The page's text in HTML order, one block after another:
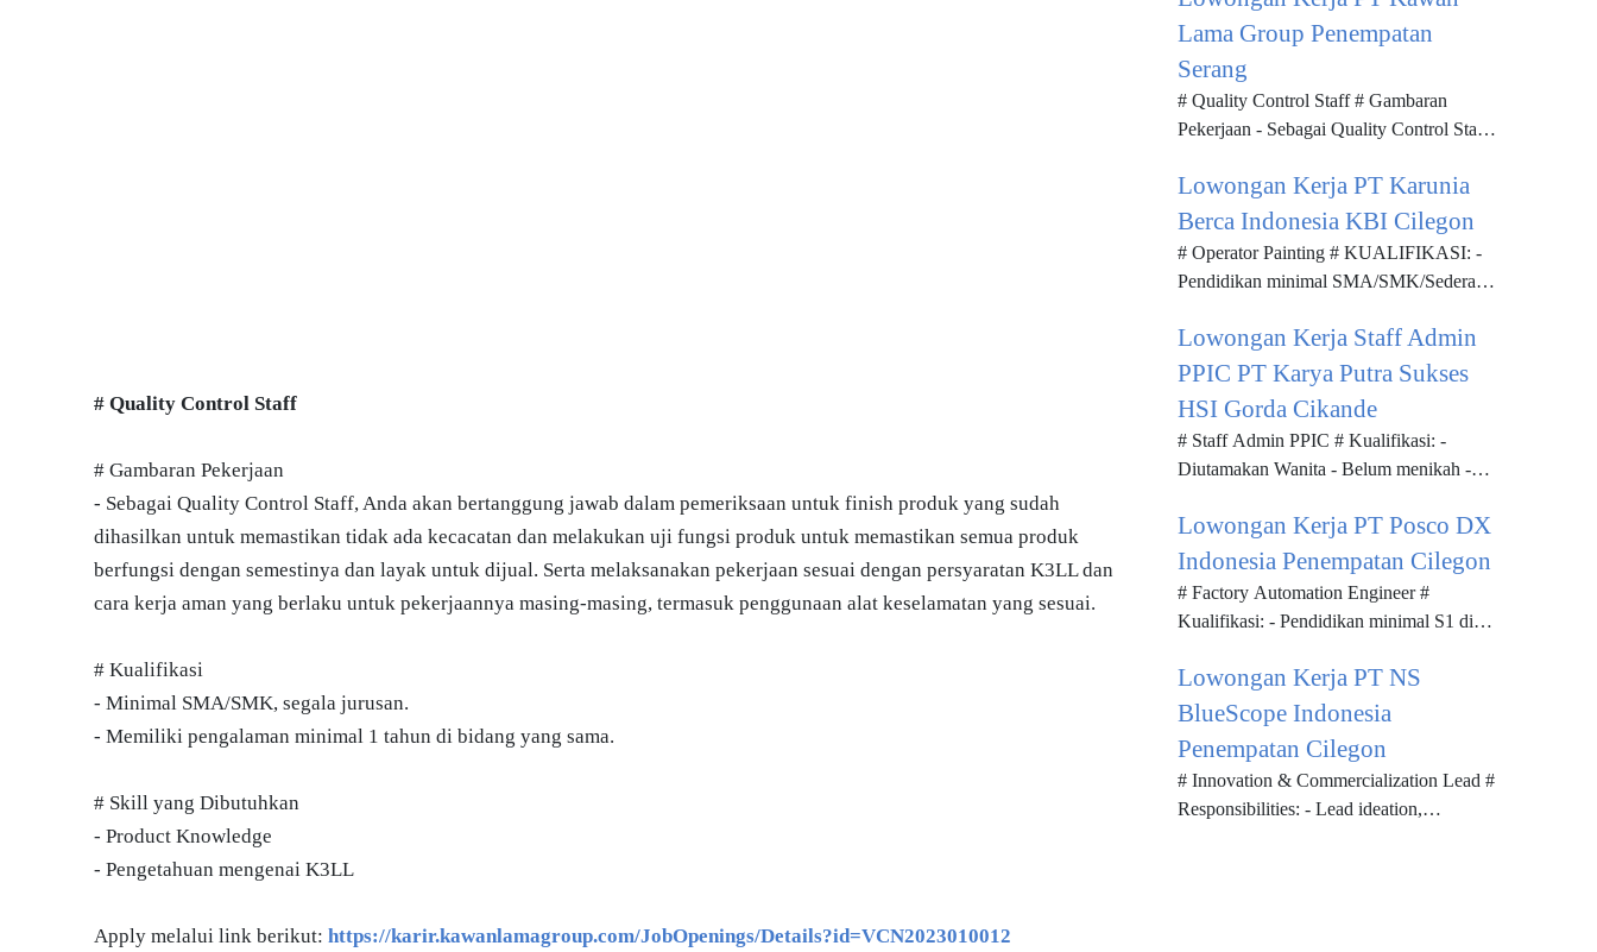
# Quality Control Staff
# Gambaran Pekerjaan
- Sebagai Quality Control Staff, Anda akan bertanggung jawab dalam pemeriksaan untuk finish produk yang sudah
dihasilkan untuk memastikan tidak ada kecacatan dan melakukan uji fungsi produk untuk memastikan semua produk
berfungsi dengan semestinya dan layak untuk dijual. Serta melaksanakan pekerjaan sesuai dengan persyaratan K3LL dan
cara kerja aman yang berlaku untuk pekerjaannya masing-masing, termasuk penggunaan alat keselamatan yang sesuai.
# Kualifikasi
- Minimal SMA/SMK, segala jurusan.
- Memiliki pengalaman minimal 1 tahun di bidang yang sama.
# Skill yang Dibutuhkan
- Product Knowledge
- Pengetahuan mengenai K3LL
Apply melalui link berikut:https://karir.kawanlamagroup.com/JobOpenings/Details?id=VCN2023010012
Lama Group Penempatan
Serang
# Quality Control Staff # Gambaran
Pekerjaan - Sebagai Quality Control Staff,
pemeriksaan untuk finish produk ya...
Lowongan Kerja PT Karunia
Berca Indonesia KBI Cilegon
# Operator Painting # KUALIFIKASI: -
Pendidikan minimal SMA/SMK/Sederajat
sebagai Operator Painting / di pe...
Lowongan Kerja Staff Admin
PPIC PT Karya Putra Sukses
HSI Gorda Cikande
# Staff Admin PPIC # Kualifikasi: -
Diutamakan Wanita - Belum menikah -
Diutamakan pengalaman di PPIC 3 tahun
- ...
Lowongan Kerja PT Posco DX
Indonesia Penempatan Cilegon
# Factory Automation Engineer #
Kualifikasi: - Pendidikan minimal S1 di
Engineering (diutamakan). - Berpe...
Lowongan Kerja PT NS
BlueScope Indonesia
Penempatan Cilegon
# Innovation & Commercialization Lead #
Responsibilities: - Lead ideation,